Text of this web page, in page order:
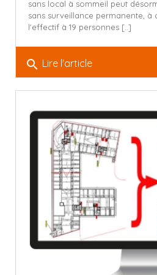
sans local à sommeil peut
sans surveillance permanente,
l'effectif à 19 personnes [..]
search Lire l'article